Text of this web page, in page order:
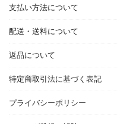
支払い方法について
配送・送料について
返品について
特定商取引法に基づく表記
プライバシーポリシー